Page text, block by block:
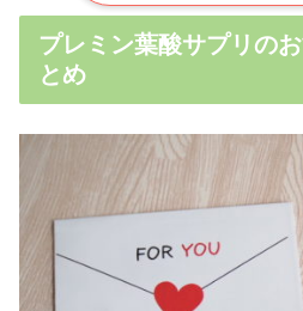
プレミン葉酸サプリの
とめ